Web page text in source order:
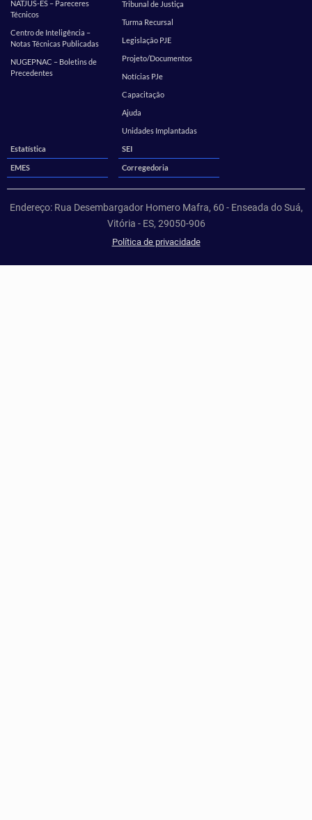
NATJUS-ES – Pareceres
Técnicos
Centro de Inteligência –
Notas Técnicas Publicadas
NUGEPNAC – Boletins de
Precedentes
Tribunal de Justiça
Turma Recursal
Legislação PJE
Projeto/Documentos
Notícias PJe
Capacitação
Ajuda
Unidades Implantadas
Estatística
SEI
EMES Corregedoria
Endereço: Rua Desembargador Homero Mafra, 60 - Enseada do Suá,
Vitória - ES, 29050-906
Política de privacidade